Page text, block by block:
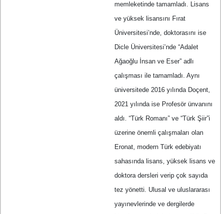
memleketinde tamamladı. Lisans
ve yüksek lisansını Fırat
Üniversitesi’nde, doktorasını ise
Dicle Üniversitesi’nde “Adalet
Ağaoğlu İnsan ve Eser” adlı
çalışması ile tamamladı. Aynı
üniversitede 2016 yılında Doçent,
2021 yılında ise Profesör ünvanını
aldı. “Türk Romanı” ve “Türk Şiir”i
üzerine önemli çalışmaları olan
Eronat, modern Türk edebiyatı
sahasında lisans, yüksek lisans ve
doktora dersleri verip çok sayıda
tez yönetti. Ulusal ve uluslararası
yayınevlerinde ve dergilerde